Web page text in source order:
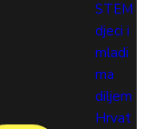
STEM
djeci i
mladi
ma
diljem
Hrvat